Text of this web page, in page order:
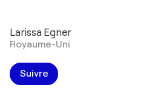
Larissa Egner
Royaume-Uni
Suivre